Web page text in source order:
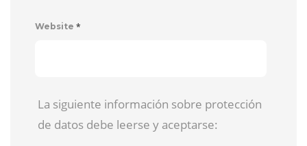
Website *
La siguiente información sobre protección
de datos debe leerse y aceptarse: